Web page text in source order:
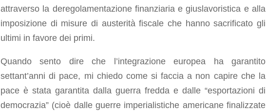
attraverso la deregolamentazione finanziaria e giuslavoristica e alla
imposizione di misure di austerità fiscale che hanno sacrificato gli
ultimi in favore dei primi.
Quando sento dire che l’integrazione europea ha garantito
settant’anni di pace, mi chiedo come si faccia a non capire che la
pace è stata garantita dalla guerra fredda e dalle “esportazioni di
democrazia” (cioè dalle guerre imperialistiche americane finalizzate